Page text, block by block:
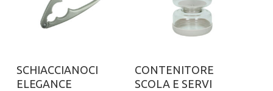
Aggiungi al carrello
SCHIACCIANOCI
ELEGANCE
Aggiungi al carrello
CONTENITORE
SCOLA E SERVI